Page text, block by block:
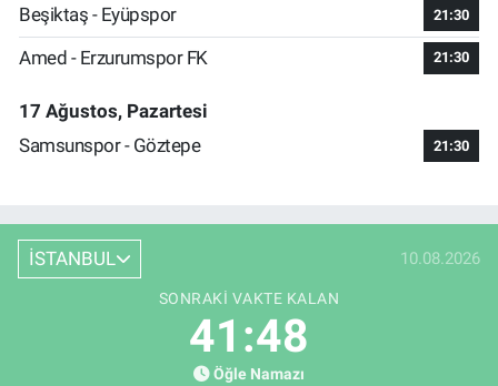
Beşiktaş - Eyüpspor 21:30
Amed - Erzurumspor FK 21:30
17 Ağustos, Pazartesi
Samsunspor - Göztepe
21:30
İSTANBUL 10.08.2026
SONRAKI VAKTE KALAN
41:47
Öğle Namazı